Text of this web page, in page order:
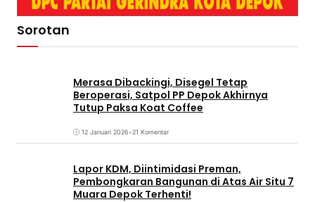
Sorotan
Merasa Dibackingi, Disegel Tetap
Beroperasi, Satpol PP Depok Akhirnya
Tutup Paksa Koat Coffee
12 Januari 2026•21 Komentar
Lapor KDM, Diintimidasi Preman,
Pembongkaran Bangunan di Atas Air Situ 7
Muara Depok Terhenti!